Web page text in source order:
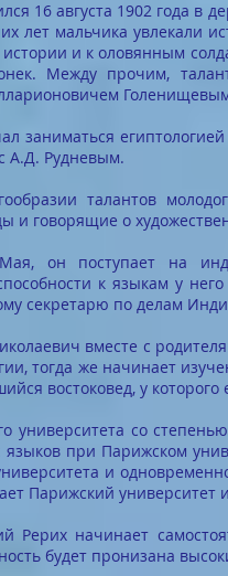
16 августа 1902 года в
лет мальчика увлекали
и к оловянным
Между прочим,
заниматься
А.Д. Рудневым.
талантов
и говорящие о
он поступает на
к языкам у
секретарю по делам
вместе с
тогда же начинает
востоковед, у
университета со
при Парижском
и
Парижский университет
начинает
будет пронизана